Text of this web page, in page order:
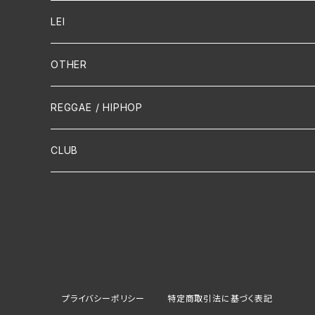
Guitar / Ukulele
Mandolin
声楽
吹奏楽
LEI
OTHER
REGGAE / HIPHOP
CLUB
プライバシーポリシー 特定商取引法に基づく表記